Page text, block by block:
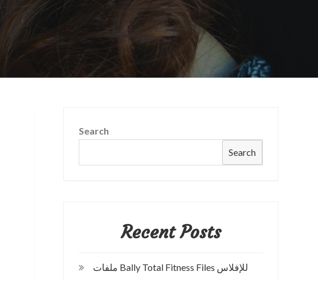
Search
Search
Recent Posts
ملفات Bally Total Fitness Files للإفلاس